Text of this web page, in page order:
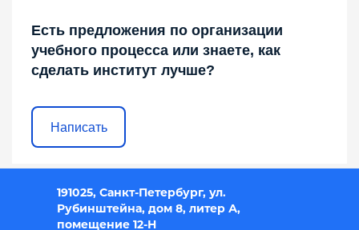
Есть предложения по организации
учебного процесса или знаете, как
сделать институт лучше?
Написать
191025, Санкт-Петербург, ул.
Рубинштейна, дом 8, литер А,
помещение 12-Н